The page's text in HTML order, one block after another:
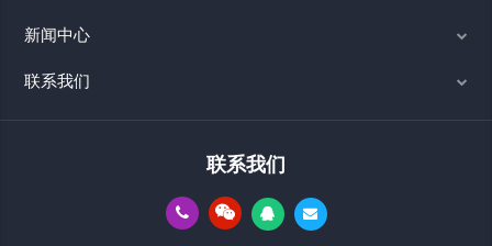
新闻中心
联系我们
联系我们